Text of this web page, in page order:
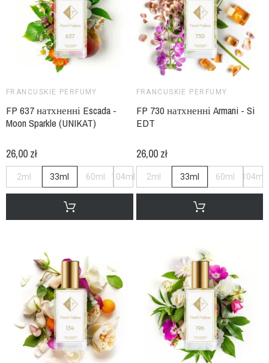
FRANCUSKIE PERFUMY
FP 637 натхненні Escada -
Moon Sparkle (UNIKAT)
26,00 zł
2ml 33ml 60ml 104ml
FRANCUSKIE PERFUMY
FP 730 натхненні Armani - Si
EDT
26,00 zł
2ml 33ml 60ml 104ml